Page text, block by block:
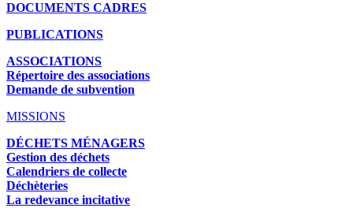
DOCUMENTS CADRES
PUBLICATIONS
ASSOCIATIONS
Répertoire des associations
Demande de subvention
MISSIONS
DÉCHETS MÉNAGERS
Gestion des déchets
Calendriers de collecte
Déchèteries
La redevance incitative